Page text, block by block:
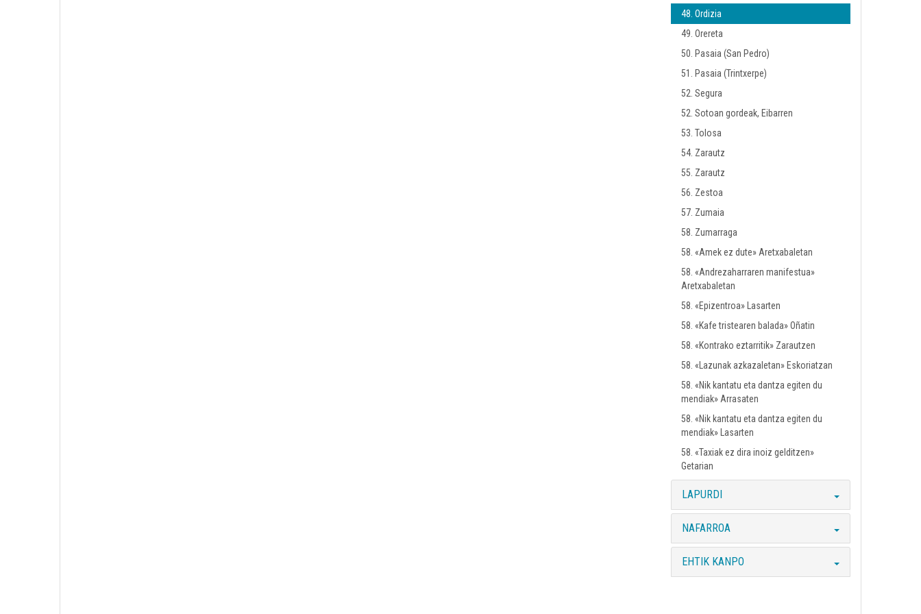
48. Ordizia
49. Orereta
50. Pasaia (San Pedro)
51. Pasaia (Trintxerpe)
52. Segura
52. Sotoan gordeak, Eibarren
53. Tolosa
54. Zarautz
55. Zarautz
56. Zestoa
57. Zumaia
58. Zumarraga
58. «Amek ez dute» Aretxabaletan
58. «Andrezaharraren manifestua»
Aretxabaletan
58. «Epizentroa» Lasarten
58. «Kafe tristearen balada» Oñatin
58. «Kontrako eztarritik» Zarautzen
58. «Lazunak azkazaletan» Eskoriatzan
58. «Nik kantatu eta dantza egiten du
mendiak» Arrasaten
58. «Nik kantatu eta dantza egiten du
mendiak» Lasarten
58. «Taxiak ez dira inoiz gelditzen»
Getarian
LAPURDI
NAFARROA
EHTIK KANPO